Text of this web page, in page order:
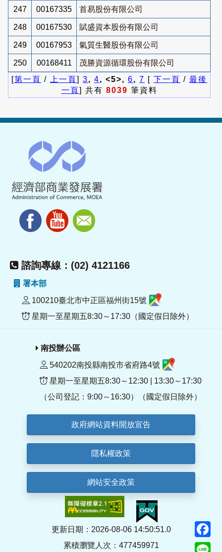
247 00167335 首易股份有限公司
248 00167530 賦盛資本股份有限公司
249 00167953 氣質生醫股份有限公司
250 00168411
茂勝資源循環股份有限公司
[第一頁 / 上一頁] 3, 4, <5>, 6, 7 [ 下一頁 / 最後
一頁] 共有 8039 筆資料
諮詢專線：(02) 4121166
署本部
100210臺北市中正區福州街15號
星期一至星期五8:30～17:30（國定假日除外）
南投辦公區
540202南投縣南投市省府路4號
星期一至星期五8:30～12:30 | 13:30～17:30
（公司登記：9:00～16:30）（國定假日除外）
政府網站資料開放宣告
隱私權政策
網站安全政策
更新日期：2026-08-06 14:50:51.0
累積瀏覽人次：477459971